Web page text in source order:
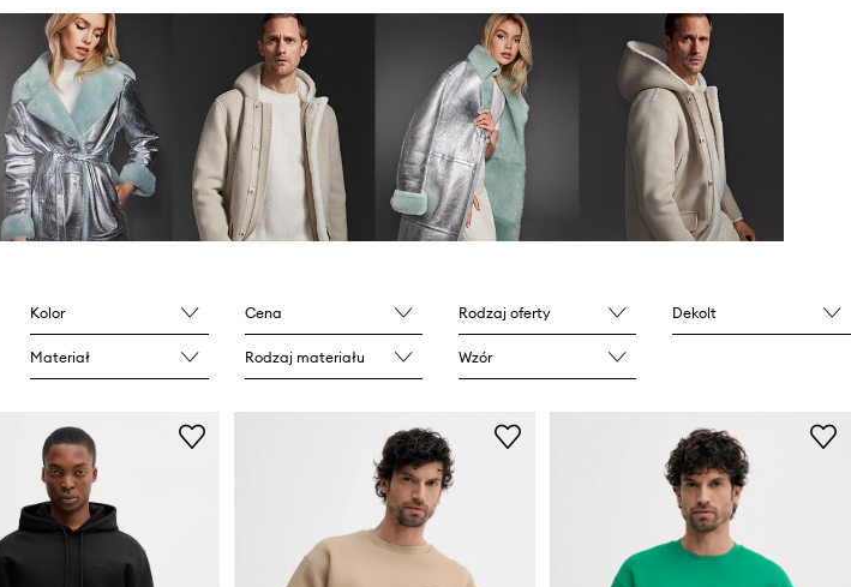
Kolor Cena Rodzaj oferty Dekolt
Materiał Rodzaj materiału Wzór